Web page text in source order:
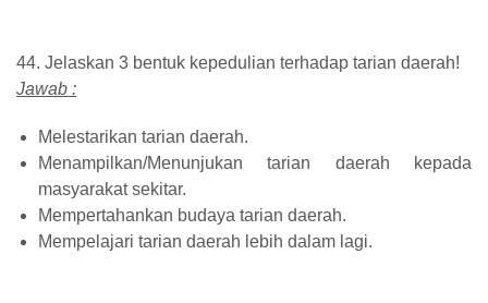
44. Jelaskan 3 bentuk kepedulian terhadap tarian daerah!
Jawab :
Melestarikan tarian daerah.
Menampilkan/Menunjukan tarian daerah kepada
masyarakat sekitar.
Mempertahankan budaya tarian daerah.
Mempelajari tarian daerah lebih dalam lagi.